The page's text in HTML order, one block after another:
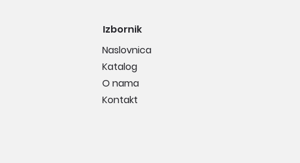
Izbornik
Naslovnica
Katalog
O nama
Kontakt